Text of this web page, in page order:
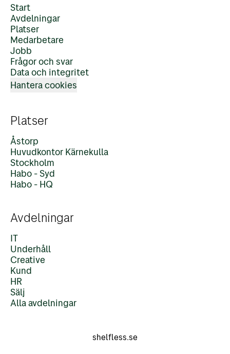
Start
Avdelningar
Platser
Medarbetare
Jobb
Frågor och svar
Data och integritet
Hantera cookies
Platser
Åstorp
Huvudkontor Kärnekulla
Stockholm
Habo - Syd
Habo - HQ
Avdelningar
IT
Underhåll
Creative
Kund
HR
Sälj
Alla avdelningar
shelfless.se